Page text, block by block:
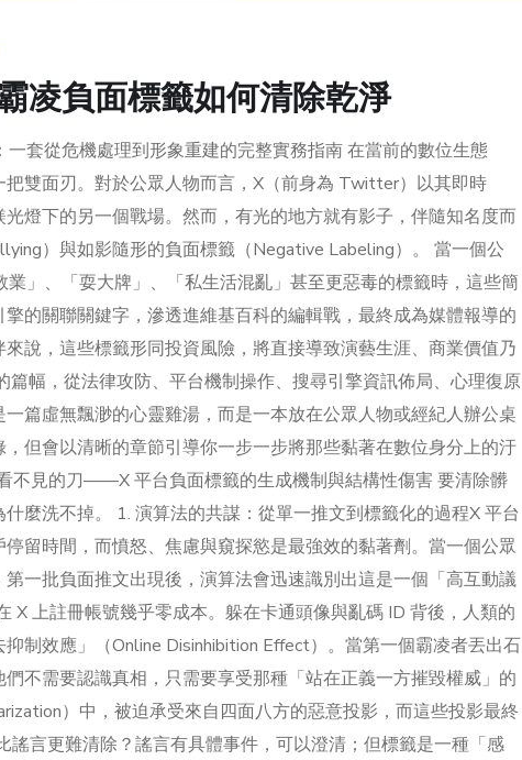
凌負面標籤如何清除乾淨
套從危機處理到形象重建的完整實務指南 在當前的數位生態
雙面刃。對於公眾人物而言，X（前身為 Twitter）以其即時
燈下的另一個戰場。然而，有光的地方就有影子，伴隨知名度而
）與如影隨形的負面標籤（Negative Labeling）。 當一個公
」、「耍大牌」、「私生活混亂」甚至更惡毒的標籤時，這些簡
的關聯關鍵字，滲透進維基百科的編輯戰，最終成為媒體報導的
說，這些標籤形同投資風險，將直接導致演藝生涯、商業價值乃
幅，從法律攻防、平台機制操作、搜尋引擎資訊佈局、心理復原
篇虛無飄渺的心靈雞湯，而是一本放在公眾人物或經紀人辦公桌
但會以清晰的章節引導你一步一步將那些黏著在數位身分上的汙
不見的刀——X 平台負面標籤的生成機制與結構性傷害 要清除髒
麼洗不掉。 1. 演算法的共謀：從單一推文到標籤化的過程X 平台
留時間，而憤怒、焦慮與窺探慾是最強效的黏著劑。當一個公眾
一批負面推文出現後，演算法會迅速識別出這是一個「高互動議
X 上註冊帳號幾乎零成本。躲在卡通頭像與亂碼 ID 背後，人類的
制效應」（Online Disinhibition Effect）。當第一個霸凌者丟出石
不需要認識真相，只需要享受那種「站在正義一方摧毀權威」的
）中，被迫承受來自四面八方的惡意投影，而這些投影最終
謠言更難清除？謠言有具體事件，可以澄清；但標籤是一種「感